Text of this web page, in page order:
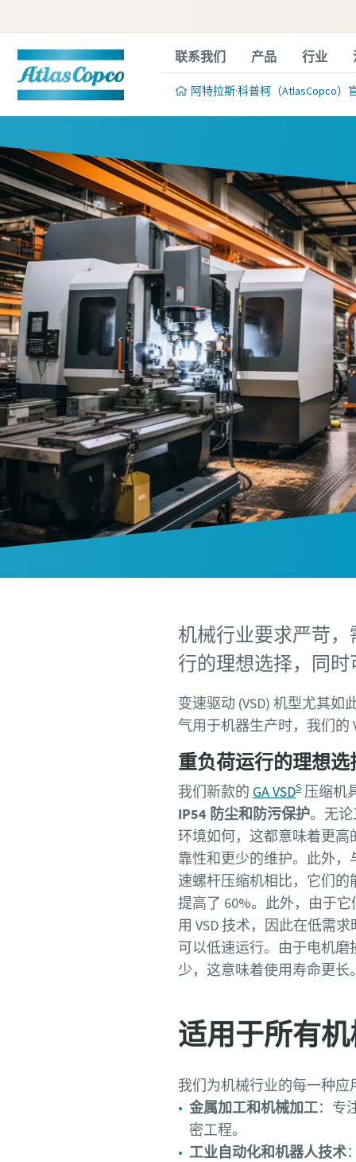
联系我们 产品 行业
阿特拉斯·科普柯（AtlasCopco）
机械行业要求严苛
行的理想选择，同
变速驱动 (VSD) 机型尤其
气用于机器生产时，我们的
重负荷运行的理想选
我们新款的 GA VSDS 压缩机
IP54 防尘和防污保护。无
环境如何，这都意味着更高
靠性和更少的维护。此外，
速螺杆压缩机相比，它们的
提高了 60%。此外，由于它
用 VSD 技术，因此在低需求
可以低速运行。由于电机磨
少，这意味着使用寿命更长
适用于所有
我们为机械行业的每一种
金属加工和机械加工：专
密工程。
工业自动化和机器人技术